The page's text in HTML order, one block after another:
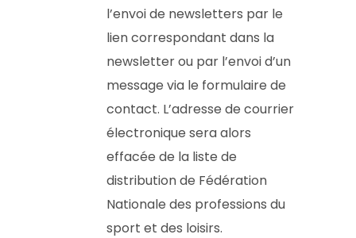
l’envoi de newsletters par le
lien correspondant dans la
newsletter ou par l’envoi d’un
message via le formulaire de
contact. L’adresse de courrier
électronique sera alors
effacée de la liste de
distribution de Fédération
Nationale des professions du
sport et des loisirs.